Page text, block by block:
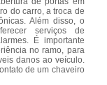
do carro, a troca de
Além disso, o
serviços de
É importante
no ramo, para
danos ao veículo.
de um chaveiro